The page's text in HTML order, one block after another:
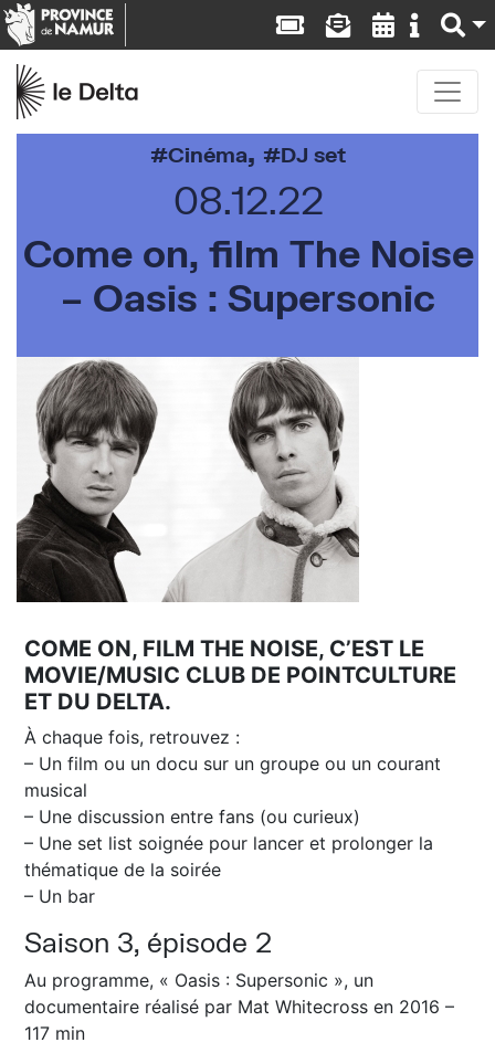
Cinéma, DJ set
08.12.22
Come on, film The Noise
– Oasis : Supersonic
COME ON, FILM THE NOISE, C’EST LE
MOVIE/MUSIC CLUB DE POINTCULTURE
ET DU DELTA.
À chaque fois, retrouvez :
– Un film ou un docu sur un groupe ou un courant
musical
– Une discussion entre fans (ou curieux)
– Une set list soignée pour lancer et prolonger la
thématique de la soirée
– Un bar
Saison 3, épisode 2
Au programme, « Oasis : Supersonic », un
documentaire réalisé par Mat Whitecross en 2016 –
117 min